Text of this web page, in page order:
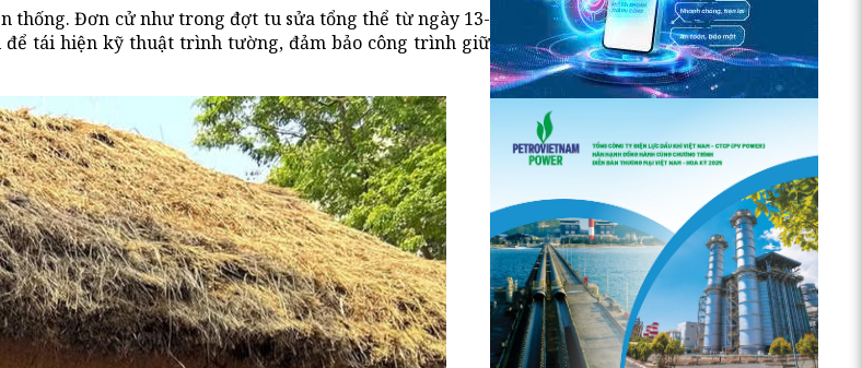
thống. Đơn cử như trong đợt tu sửa tổng thể từ ngày 13-
để tái hiện kỹ thuật trình tường, đảm bảo công trình giữ